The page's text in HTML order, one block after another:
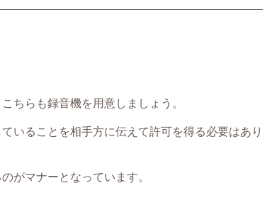
ちらも録音機を用意しましょう。
いることを相手方に伝えて許可を得る必要はあり
がマナーとなっています。